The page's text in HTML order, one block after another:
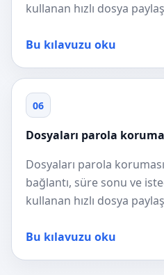
kullanan hızlı dosya
Bu kılavuzu oku
06
Dosyaları parola
Dosyaları parola
bağlantı, süre sonu ve
kullanan hızlı dosya
Bu kılavuzu oku